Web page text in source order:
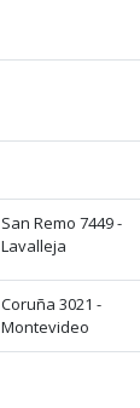
San Remo 7449 -
Lavalleja
Coruña 3021 -
Montevideo